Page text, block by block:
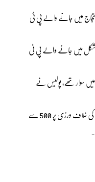
میں جانے والے پی ٹی
شکل میں جانے والے پی ٹی
سے سجی 8 لینڈ کروزر میں سوار تھے، پولیس نے
پولیس کا کہنا ہے کہ فیصل آباد میں دفعہ 144 کی خلاف ورزی پر 500 سے